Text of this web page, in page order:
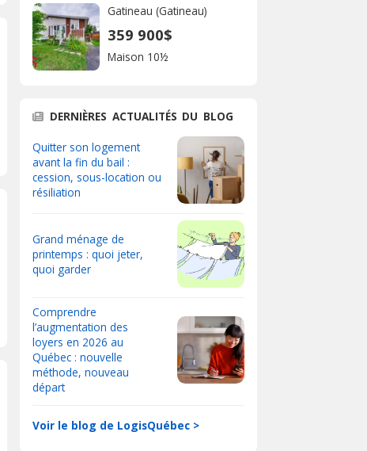
Gatineau (Gatineau)
359 900$
Maison 10½
DERNIÈRES ACTUALITÉS DU BLOG
Quitter son logement
avant la fin du bail :
cession, sous-location ou
résiliation
Grand ménage de
printemps : quoi jeter,
quoi garder
Comprendre
l’augmentation des
loyers en 2026 au
Québec : nouvelle
méthode, nouveau
départ
Voir le blog de LogisQuébec >